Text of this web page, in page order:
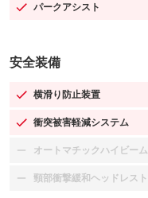
パークアシスト
：装備あり
安全装備
横滑り防止装置
：装備あり
衝突被害軽減システム
：装備あり
オートマチックハイビーム
：装備なし
頸部衝撃緩和ヘッドレスト
：装備なし